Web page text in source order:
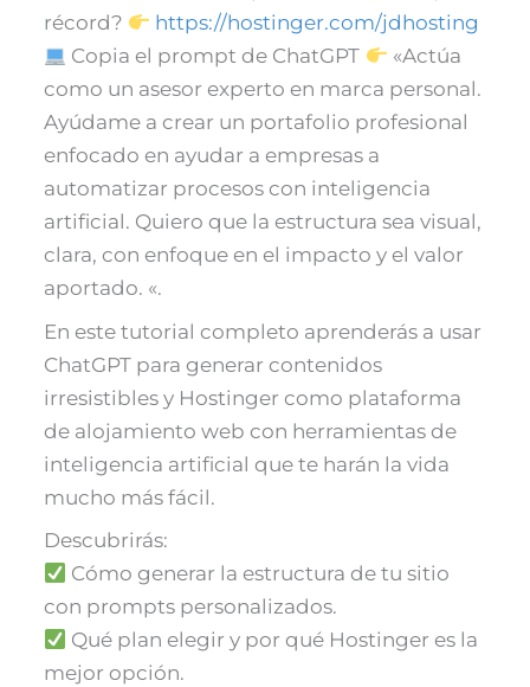
récord?
https://hostinger.com/jdhosting
Copia el prompt de ChatGPT
«Actúa
como un asesor experto en marca personal.
Ayúdame a crear un portafolio profesional
enfocado en ayudar a empresas a
automatizar procesos con inteligencia
artificial. Quiero que la estructura sea visual,
clara, con enfoque en el impacto y el valor
aportado. «.
En este tutorial completo aprenderás a usar
ChatGPT para generar contenidos
irresistibles y Hostinger como plataforma
de alojamiento web con herramientas de
inteligencia artificial que te harán la vida
mucho más fácil.
Descubrirás:
Cómo generar la estructura de tu sitio
con prompts personalizados.
Qué plan elegir y por qué Hostinger es la
mejor opción.